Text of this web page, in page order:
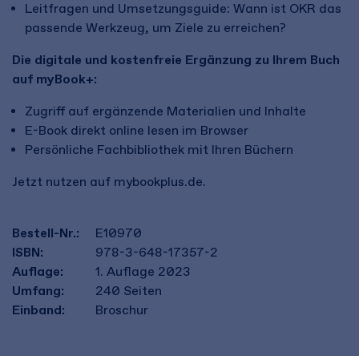
Leitfragen und Umsetzungsguide: Wann ist OKR das
passende Werkzeug, um Ziele zu erreichen?
Die digitale und kostenfreie Ergänzung zu Ihrem Buch
auf myBook+:
Zugriff auf ergänzende Materialien und Inhalte
E-Book direkt online lesen im Browser
Persönliche Fachbibliothek mit Ihren Büchern
Jetzt nutzen auf mybookplus.de.
Bestell-Nr.:
E10970
ISBN:
978-3-648-17357-2
Auflage:
1. Auflage 2023
Umfang:
240 Seiten
Einband:
Broschur